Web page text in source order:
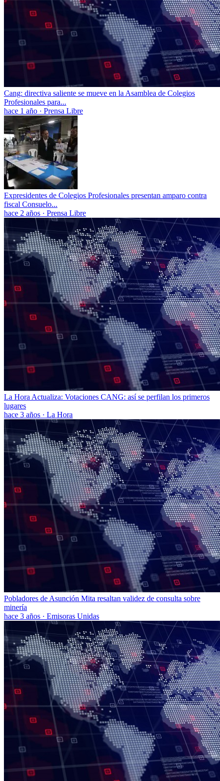
Cang: directiva saliente se mueve en la Asamblea de Colegios
Profesionales para...
hace 1 año · Prensa Libre
Expresidentes de Colegios Profesionales presentan amparo contra
fiscal Consuelo...
hace 2 años · Prensa Libre
La Hora Actualiza: Votaciones CANG: así se perfilan los primeros
lugares
hace 3 años · La Hora
Pobladores de Asunción Mita resaltan validez de consulta sobre
minería
hace 3 años · Emisoras Unidas